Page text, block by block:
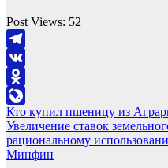
Post Views: 52
Telegram
VK
Odnoklassniki
LiveJournal
Навигация
по
записям
Кто купил пшеницу из
Увеличение ставок
рациональному
Минфин